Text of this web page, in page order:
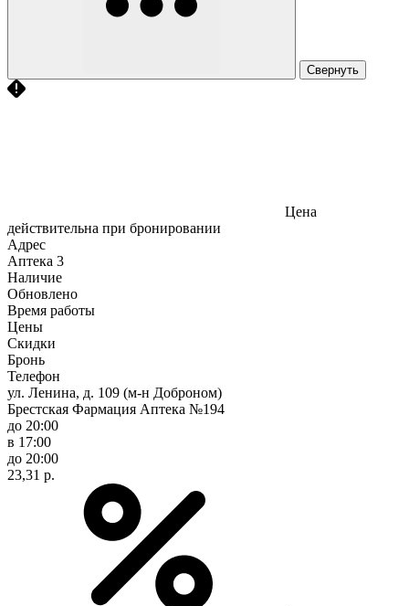
Свернуть
Цена
действительна при бронировании
Адрес
Аптека 3
Наличие
Обновлено
Время работы
Цены
Скидки
Бронь
Телефон
ул. Ленина, д. 109 (м-н Доброном)
Брестская Фармация Аптека №194
до 20:00
в 17:00
до 20:00
23,31 р.